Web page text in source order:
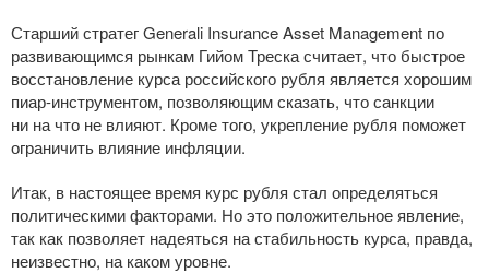
Старший стратег Generali Insurance Asset Management по
развивающимся рынкам Гийом Треска считает, что быстрое
восстановление курса российского рубля является хорошим
пиар-инструментом, позволяющим сказать, что санкции
ни на что не влияют. Кроме того, укрепление рубля поможет
ограничить влияние инфляции.
Итак, в настоящее время курс рубля стал определяться
политическими факторами. Но это положительное явление,
так как позволяет надеяться на стабильность курса, правда,
неизвестно, на каком уровне.